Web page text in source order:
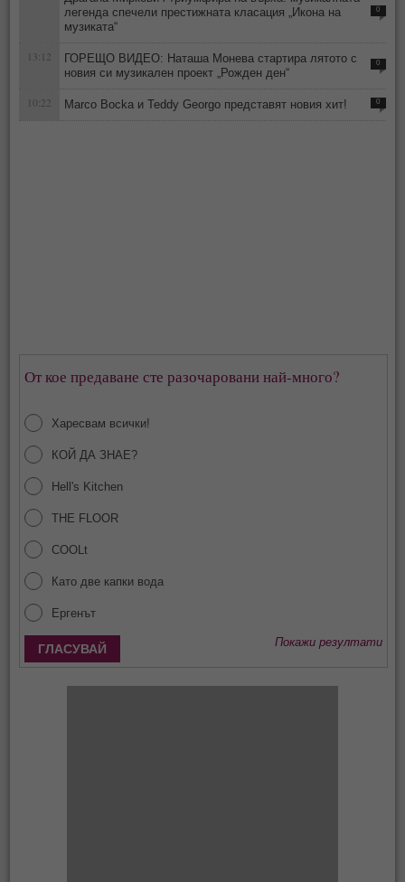
легенда спечели престижната класация „Икона на
музиката“
0
13:12
ГОРЕЩО ВИДЕО: Наташа Монева стартира лятото с
новия си музикален проект „Рожден ден“
0
10:22 Marco Bocka и Teddy Georgo представят новия хит! 0
От кое предаване сте разочаровани най-много?
Харесвам всички!
КОЙ ДА ЗНАЕ?
Hell's Kitchen
THE FLOOR
COOLt
Като две капки вода
Ергенът
Покажи резултати